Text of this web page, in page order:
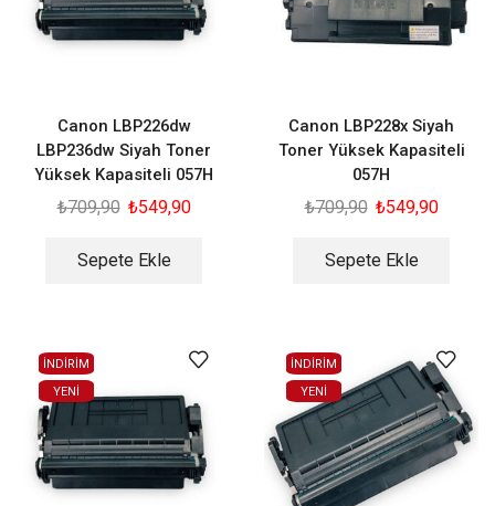
Canon LBP226dw
LBP236dw Siyah Toner
Yüksek Kapasiteli 057H
₺709,90 ₺549,90
Sepete Ekle
Canon LBP228x Siyah
Toner Yüksek Kapasiteli
057H
₺709,90 ₺549,90
Sepete Ekle
İNDİRİM
YENI
İNDİRİM
YENI